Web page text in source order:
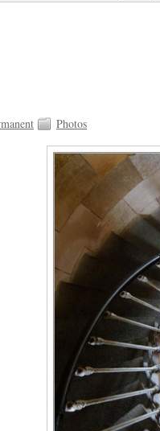
Photos